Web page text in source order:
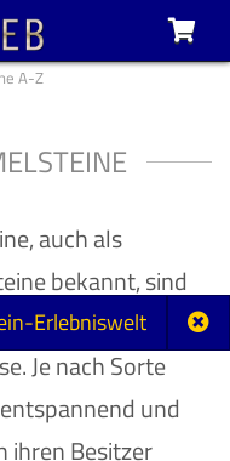
Erlebniswelt
A-Z
auch als
bekannt, sind
unseren
Je nach Sorte
und
ihren Besitzer